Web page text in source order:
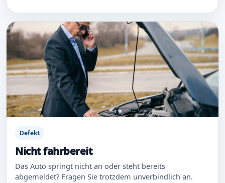
Defekt
Nicht fahrbereit
Das Auto springt nicht an oder steht bereits
abgemeldet? Fragen Sie trotzdem unverbindlich an.